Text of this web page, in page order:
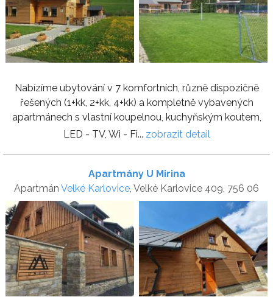
Nabízíme ubytování v 7 komfortních, různě dispozičně
řešených (1+kk, 2+kk, 4+kk) a kompletně vybavených
apartmánech s vlastní koupelnou, kuchyňským koutem,
LED - TV, Wi - Fi... zobrazit detail
Apartmány U Mirina
Apartmán Velké Karlovice, Velké Karlovice 409, 756 06